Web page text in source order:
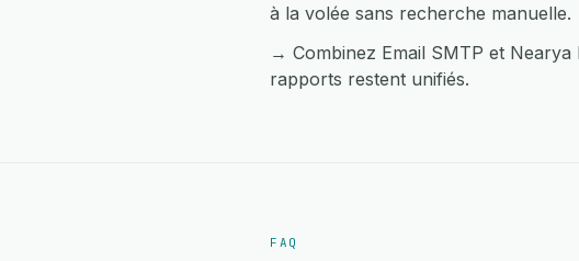
à la volée sans recherche manuelle.
→ Combinez Email SMTP et
rapports restent unifiés.
FAQ